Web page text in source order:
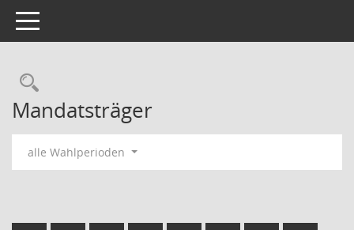
Toggle navigation
Rechercheauswahl
Mandatsträger
alle Wahlperioden